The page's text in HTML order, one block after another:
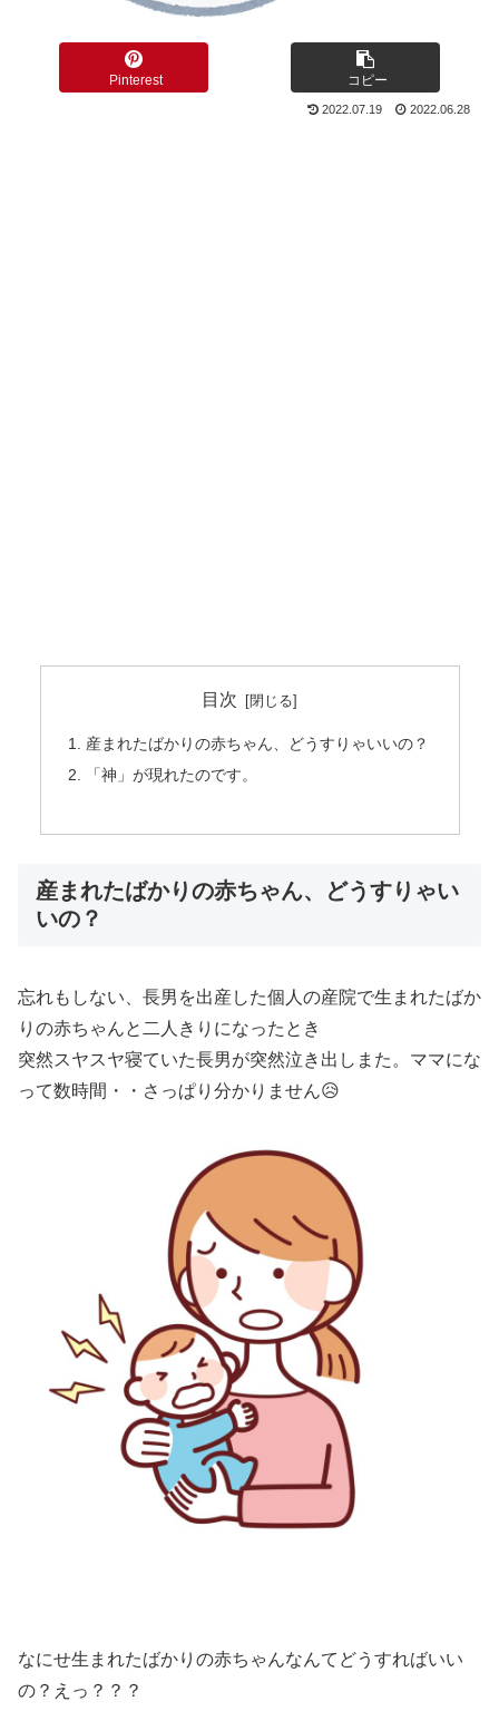
Pinterest コピー
2022.07.19 2022.06.28
目次
産まれたばかりの赤ちゃん、どうすりゃいいの？
「神」が現れたのです。
産まれたばかりの赤ちゃん、どうすりゃい
いの？
忘れもしない、長男を出産した個人の産院で生まれたばか
りの赤ちゃんと二人きりになったとき
突然スヤスヤ寝ていた長男が突然泣き出しまた。ママにな
って数時間・・さっぱり分かりません😥
なにせ生まれたばかりの赤ちゃんなんてどうすればいい
の？えっ？？？